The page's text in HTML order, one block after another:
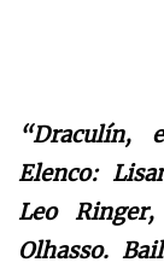
“Draculín,
Elenco:
Leo
Olhasso.